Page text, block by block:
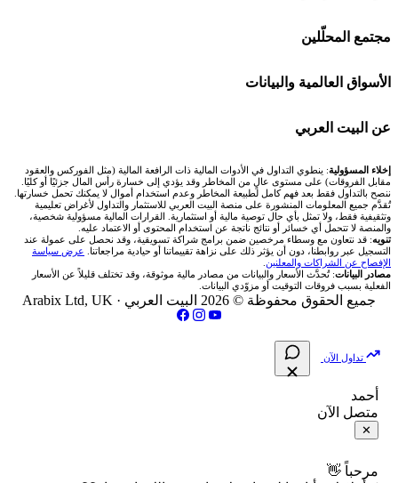
منصة بينانس
اكس تي بي XTB
انتراكتيف بروكرز IBKR
شركات تداول في الكويت
شركات تداول في قطر
شركات تداول في الأردن
شركات تداول في العراق
شركات تداول في فلسطين
🇸🇦 السوق السعودية
🇦🇪 أسواق الإمارات
🇪🇬 البورصة المصرية
🇶🇦 بورصة قطر
🇯🇴 بورصة عمّان
🇧🇭 بورصة البحرين
فلتر الأسهم الشرعي
📋 جميع الأسهم
🕌 حاسبة الزكاة
💱 محول العملات
🧮 حاسبة حجم اللوت
📊 حاسبة قيمة النقطة
💰 حاسبة ربح الفوركس
📌 حاسبة النقاط المحورية
📏 حاسبة حجم المركز
📈 حاسبة عائد التداول
📊 حاسبة الربح التراكمي
🧮 حاسبة متوسط سعر السهم
مجتمع المحلّلين
🧱 حائط المجتمع
🏆 لوحة المحلّلين
✍️ اكتب تحليلك
الأسواق العالمية والبيانات
🌐 المؤشرات العالمية
🥇 سعر الذهب اليوم
🥇 أسعار الذهب والمعادن
💱 أسعار العملات والفوركس
💵 سعر الريال السعودي في مصر
📅 المؤشرات الاقتصادية
عن البيت العربي
من نحن
تواصل معنا
فريق المؤلفين
مقالات تعليمية
سياسة تقييم الشركات
الإبلاغ عن شركة نصابة
شروط الاستخدام
إخلاء المسؤولية: ينطوي التداول في الأدوات المالية ذات الرافعة المالية (مثل الفوركس والعقود
مقابل الفروقات) على مستوى عالٍ من المخاطر وقد يؤدي إلى خسارة رأس المال جزئيًا أو كليًا.
ننصح بالتداول فقط بعد فهم كامل لطبيعة المخاطر وعدم استخدام أموال لا يمكنك تحمل خسارتها.
تُقدَّم جميع المعلومات المنشورة على منصة البيت العربي للاستثمار والتداول لأغراض تعليمية
وتثقيفية فقط، ولا تمثل بأي حال توصية مالية أو استثمارية. القرارات المالية مسؤولية شخصية،
والمنصة لا تتحمل أي خسائر أو نتائج ناتجة عن استخدام المحتوى أو الاعتماد عليه.
تنويه: قد نتعاون مع وسطاء مرخصين ضمن برامج شراكة تسويقية، وقد نحصل على عمولة عند
التسجيل عبر روابطنا، دون أن يؤثر ذلك على نزاهة تقييماتنا أو حيادية مراجعاتنا. عرض سياسة
الإفصاح عن الشراكات والمعلنين
مصادر البيانات: تُحدَّث الأسعار والبيانات من مصادر مالية موثوقة، وقد تختلف قليلاً عن الأسعار
الفعلية بسبب فروقات التوقيت أو مزوّدي البيانات.
جميع الحقوق محفوظة © 2026 البيت العربي · Arabix Ltd, UK
تداول الآن
أحمد
متصل الآن
✕
مرحباً 👋